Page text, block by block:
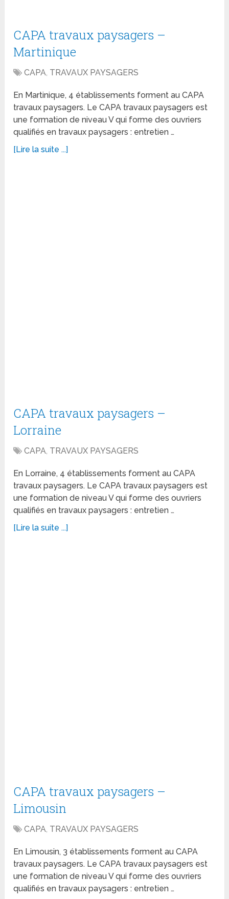
CAPA travaux paysagers –
Martinique
CAPA, TRAVAUX PAYSAGERS
En Martinique, 4 établissements forment au CAPA
travaux paysagers. Le CAPA travaux paysagers est
une formation de niveau V qui forme des ouvriers
qualifiés en travaux paysagers : entretien …
[Lire la suite ...]
CAPA travaux paysagers –
Lorraine
CAPA, TRAVAUX PAYSAGERS
En Lorraine, 4 établissements forment au CAPA
travaux paysagers. Le CAPA travaux paysagers est
une formation de niveau V qui forme des ouvriers
qualifiés en travaux paysagers : entretien …
[Lire la suite ...]
CAPA travaux paysagers –
Limousin
CAPA, TRAVAUX PAYSAGERS
En Limousin, 3 établissements forment au CAPA
travaux paysagers. Le CAPA travaux paysagers est
une formation de niveau V qui forme des ouvriers
qualifiés en travaux paysagers : entretien …